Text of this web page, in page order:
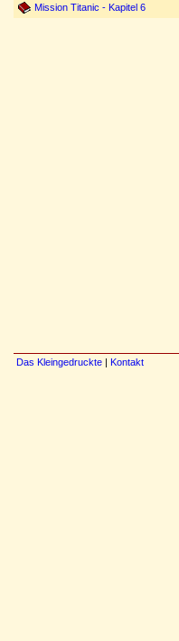
Mission Titanic - Kapitel 6
Das Kleingedruckte | Kontakt